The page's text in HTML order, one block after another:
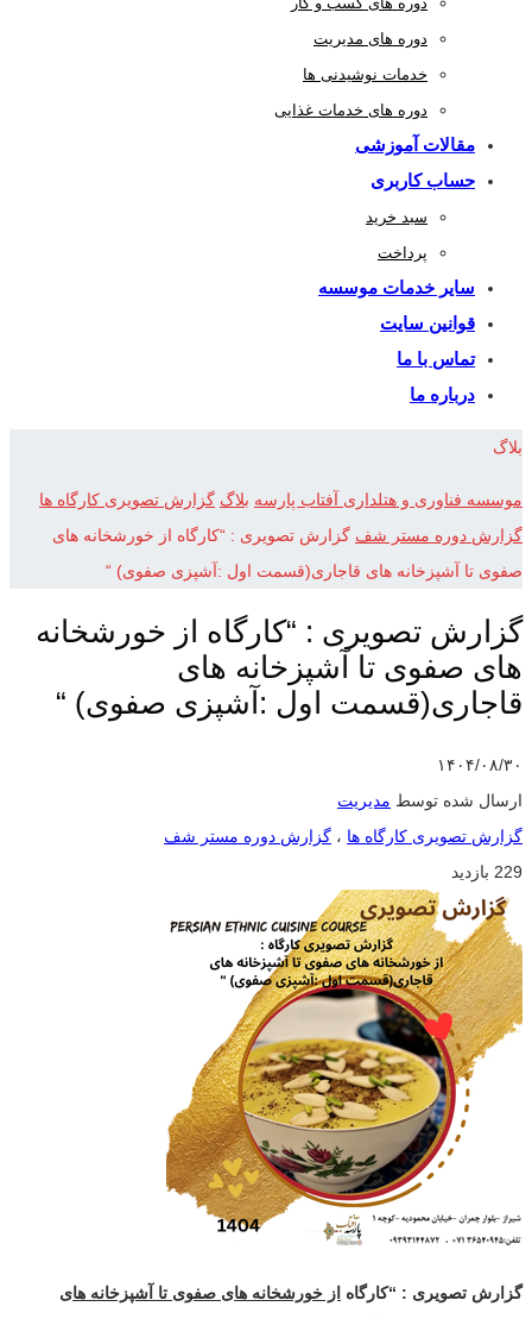
دوره های مدیریت
خدمات نوشیدنی ها
دوره های خدمات غذایی
مقالات آموزشی
حساب کاربری
سبد خرید
پرداخت
سایر خدمات موسسه
قوانین سایت
تماس با ما
درباره ما
بلاگ
موسسه فناوری و هتلداری آفتاب پارسه بلاگ گزارش تصویری کارگاه ها
گزارش دوره مستر شف گزارش تصویری : “کارگاه از خورشخانه های
صفوی تا آشپزخانه های قاجاری(قسمت اول :آشپزی صفوی) “
گزارش تصویری : “کارگاه از خورشخانه
های صفوی تا آشپزخانه های
قاجاری(قسمت اول :آشپزی صفوی) “
۱۴۰۴/۰۸/۳۰
ارسال شده توسط مدیریت
گزارش تصویری کارگاه ها ، گزارش دوره مستر شف
229 بازدید
گزارش تصویری : “کارگاه از خورشخانه های صفوی تا آشپزخانه های